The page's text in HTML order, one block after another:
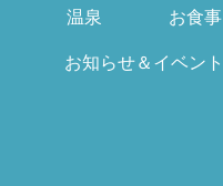
温泉 お食事
お知らせ＆イベント